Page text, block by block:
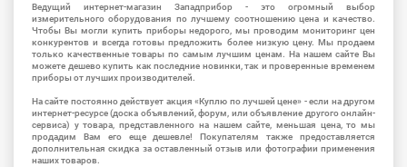
Ведущий интернет-магазин Западприбор - это огромный выбор
измерительного оборудования по лучшему соотношению цена и качество.
Чтобы Вы могли купить приборы недорого, мы проводим мониторинг цен
конкурентов и всегда готовы предложить более низкую цену. Мы продаем
только качественные товары по самым лучшим ценам. На нашем сайте Вы
можете дешево купить как последние новинки, так и проверенные временем
приборы от лучших производителей.
На сайте постоянно действует акция «Куплю по лучшей цене» - если на другом
интернет-ресурсе (доска объявлений, форум, или объявление другого онлайн-
сервиса) у товара, представленного на нашем сайте, меньшая цена, то мы
продадим Вам его еще дешевле! Покупателям также предоставляется
дополнительная скидка за оставленный отзыв или фотографии применения
наших товаров.